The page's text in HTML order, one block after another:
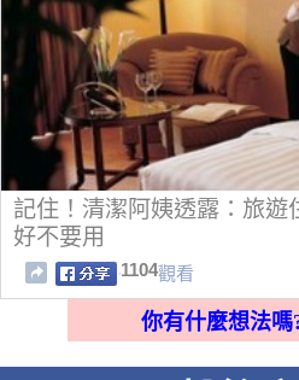
記住！清潔阿姨透露：旅遊
好不要用
1104觀看
你有什麼想法嗎